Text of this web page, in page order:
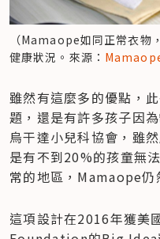
（Mamaope如同正常衣物
健康狀況。來源：
雖然有這麼多的優點，
題，還是有許多孩子因
烏干達小兒科協會，雖
是有不到20%的孩童無
常的地區，Mamaope仍
這項設計在2016年獲